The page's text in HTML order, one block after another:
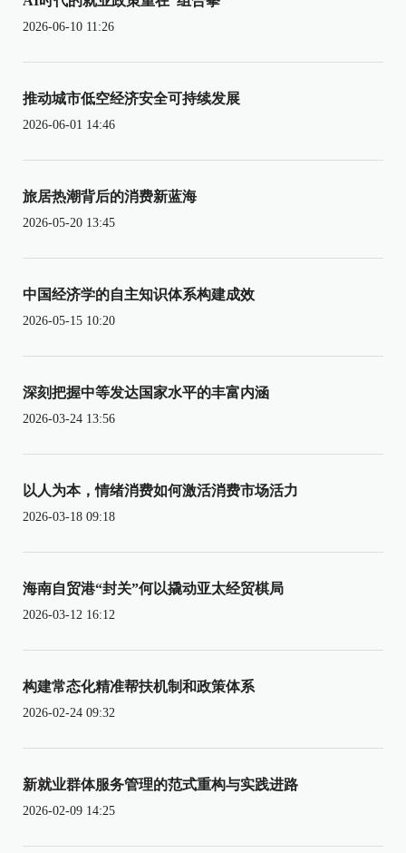
2026-06-10 11:26
推动城市低空经济安全可持续发展
2026-06-01 14:46
旅居热潮背后的消费新蓝海
2026-05-20 13:45
中国经济学的自主知识体系构建成效
2026-05-15 10:20
深刻把握中等发达国家水平的丰富内涵
2026-03-24 13:56
以人为本，情绪消费如何激活消费市场活力
2026-03-18 09:18
海南自贸港“封关”何以撬动亚太经贸棋局
2026-03-12 16:12
构建常态化精准帮扶机制和政策体系
2026-02-24 09:32
新就业群体服务管理的范式重构与实践进路
2026-02-09 14:25